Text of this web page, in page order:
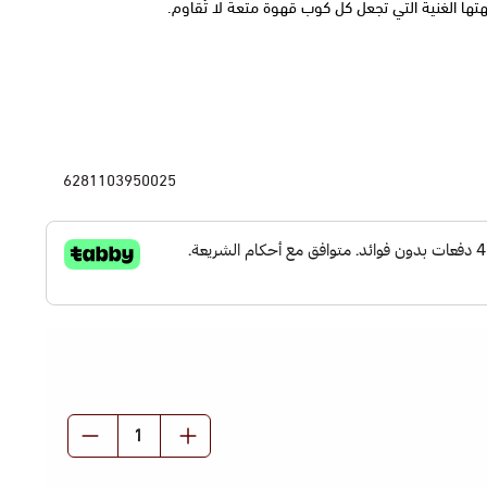
الغنية التي تجعل كل كوب قهوة متعة لا تُقاوم.
الكيف
الكيف
متنوعة
6281103950025